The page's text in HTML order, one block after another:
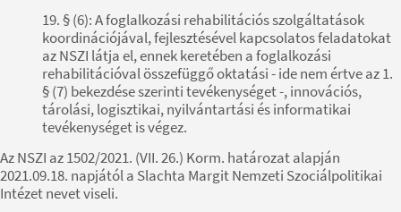
19. § (6): A foglalkozási rehabilitációs szolgáltatások
koordinációjával, fejlesztésével kapcsolatos feladatokat
az NSZI látja el, ennek keretében a foglalkozási
rehabilitációval összefüggő oktatási - ide nem értve az 1.
§ (7) bekezdése szerinti tevékenységet -, innovációs,
tárolási, logisztikai, nyilvántartási és informatikai
tevékenységet is végez.
Az NSZI az 1502/2021. (VII. 26.) Korm. határozat alapján
2021.09.18. napjától a Slachta Margit Nemzeti Szociálpolitikai
Intézet nevet viseli.